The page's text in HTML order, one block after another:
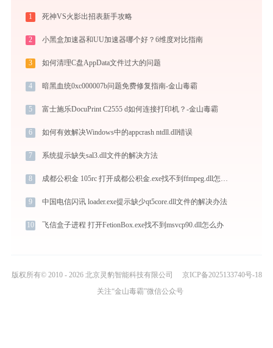
1 死神VS火影出招表新手攻略
2 小黑盒加速器和UU加速器哪个好？6维度对比指南
3 如何清理C盘AppData文件过大的问题
4 暗黑血统0xc000007b问题免费修复指南-金山毒霸
5 富士施乐DocuPrint C2555 d如何连接打印机？-金山毒霸
6 如何有效解决Windows中的appcrash ntdll.dll错误
7 系统提示缺失sal3.dll文件的解决方法
8 成都公积金 105rc 打开成都公积金.exe找不到ffmpeg.dll怎么办
9 中国电信闪讯 loader.exe提示缺少qt5core.dll文件的解决办法
10 飞信盒子进程 打开FetionBox.exe找不到msvcp90.dll怎么办
版权所有© 2010 - 2026 北京灵豹智能科技有限公司
京ICP备2025133740号-18
关注“金山毒霸”微信公众号